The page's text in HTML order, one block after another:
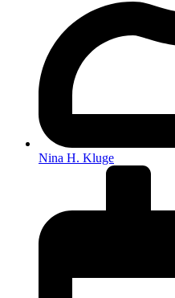
Nina H. Kluge